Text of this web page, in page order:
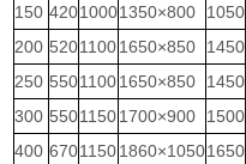
150 42010001350×800 1050
200 52011001650×850 1450
250 55011001650×850 1450
300 55011501700×900 1500
400 67011501860×10501650